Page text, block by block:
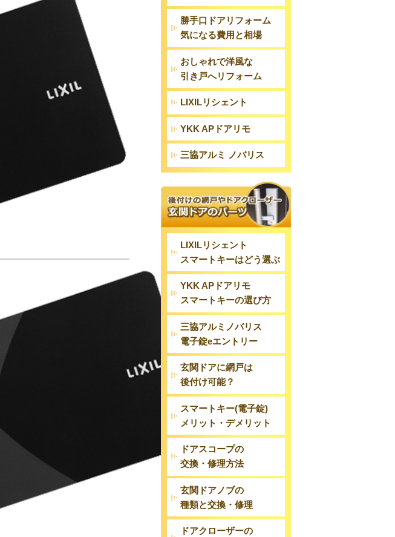
勝手口ドアリフォーム
気になる費用と相場
おしゃれで洋風な
引き戸へリフォーム
LIXILリシェント
YKK APドアリモ
三協アルミ ノバリス
LIXILリシェント
スマートキーはどう選ぶ
YKK APドアリモ
スマートキーの選び方
三協アルミノバリス
電子錠eエントリー
玄関ドアに網戸は
後付け可能？
スマートキー(電子錠)
メリット・デメリット
ドアスコープの
交換・修理方法
玄関ドアノブの
種類と交換・修理
ドアクローザーの